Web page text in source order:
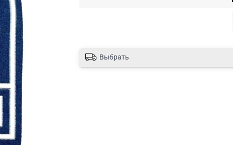
Выбрать